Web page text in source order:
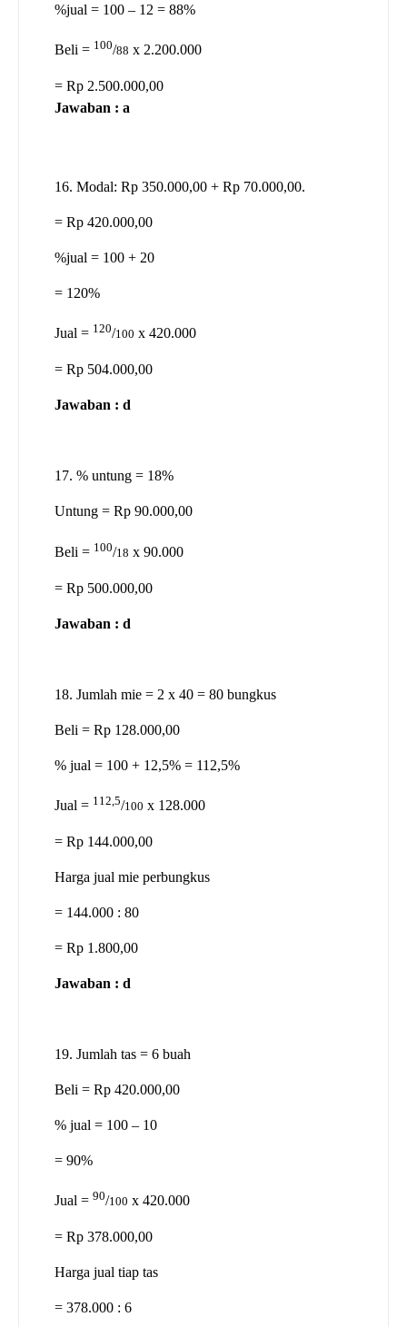
%jual = 100 – 12 = 88%
Beli = 100/88 x 2.200.000
= Rp 2.500.000,00
Jawaban : a
16. Modal: Rp 350.000,00 + Rp 70.000,00.
= Rp 420.000,00
%jual = 100 + 20
= 120%
Jual = 120/100 x 420.000
= Rp 504.000,00
Jawaban : d
17. % untung = 18%
Untung = Rp 90.000,00
Beli = 100/18 x 90.000
= Rp 500.000,00
Jawaban : d
18. Jumlah mie = 2 x 40 = 80 bungkus
Beli = Rp 128.000,00
% jual = 100 + 12,5% = 112,5%
Jual = 112,5/100 x 128.000
= Rp 144.000,00
Harga jual mie perbungkus
= 144.000 : 80
= Rp 1.800,00
Jawaban : d
19. Jumlah tas = 6 buah
Beli = Rp 420.000,00
% jual = 100 – 10
= 90%
Jual = 90/100 x 420.000
= Rp 378.000,00
Harga jual tiap tas
= 378.000 : 6